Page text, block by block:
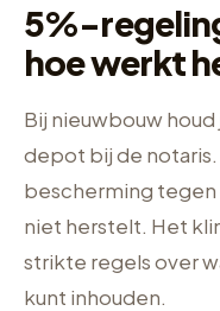
5%-
hoe werkt
Bij nieuwbouw houd
depot bij de
bescherming
niet herstelt. Het
strikte regels over
kunt inhouden.